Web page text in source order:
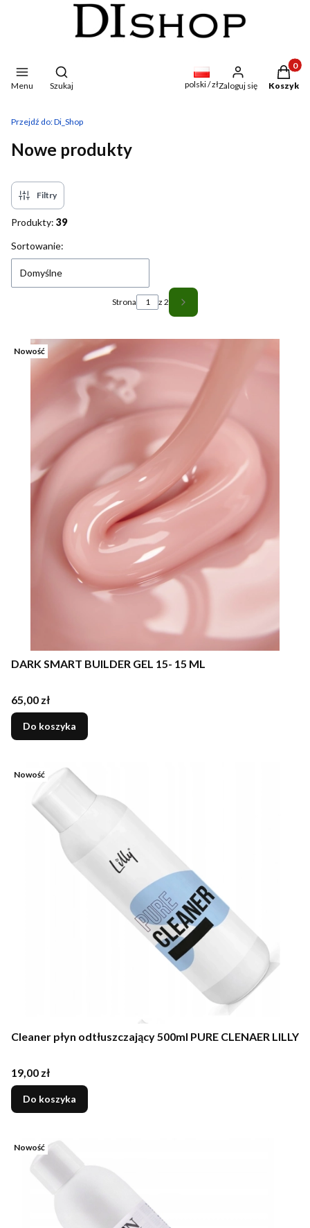
Menu
Otwórz wyszukiwarkę
Szukaj polski / złZaloguj się Koszyk
Przejdź do:Di_Shop
Nowe produkty
Filtry
Produkty: 39
Lista produktów
Sortowanie:
Domyślne
Strona z 2 Następne produkty
Nowość
DARK SMART BUILDER GEL 15- 15 ML
Cena
65,00 zł
Do koszyka
Nowość
Cleaner płyn odtłuszczający 500ml PURE CLENAER LILLY
Cena
19,00 zł
Do koszyka
Nowość